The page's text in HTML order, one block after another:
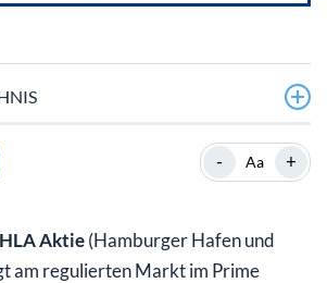
mit einem starken,
HHLA Aktie
- Aa +
Aktie(Hamburger Hafen und
am regulierten Markt im Prime